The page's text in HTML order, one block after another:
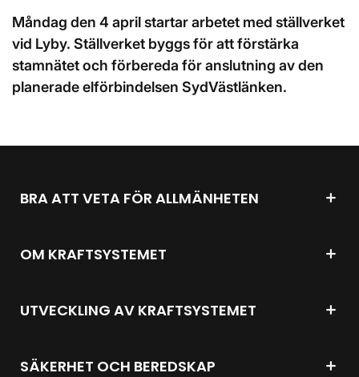
Måndag den 4 april startar arbetet med ställverket
vid Lyby. Ställverket byggs för att förstärka
stamnätet och förbereda för anslutning av den
planerade elförbindelsen SydVästlänken.
BRA ATT VETA FÖR ALLMÄNHETEN
OM KRAFTSYSTEMET
UTVECKLING AV KRAFTSYSTEMET
SÄKERHET OCH BEREDSKAP